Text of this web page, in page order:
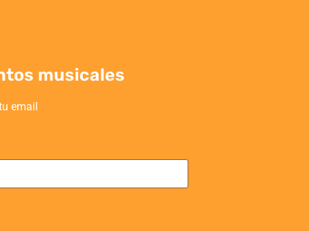
musicales
email